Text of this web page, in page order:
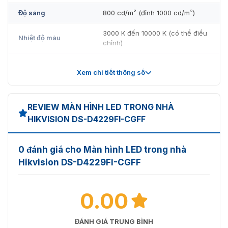
Độ sáng 800 cd/m² (đỉnh 1000 cd/m²)
Nhiệt độ màu
3000 K đến 10000 K (có thể điều
chỉnh)
Đồng nhất màu sắc ≤ ± 0.003 Cx, Cy
Đồng nhất độ sáng ≥ 97%
Phương pháp lái Dòng điện không đổi
Tần số khung 60 Hz
Lên đến 16 bit
281 triệu màu
Xem chi tiết thông số
REVIEW MÀN HÌNH LED TRONG NHÀ
HIKVISION DS-D4229FI-CGFF
0 đánh giá cho Màn hình LED trong nhà
Hikvision DS-D4229FI-CGFF
0.00
ĐÁNH GIÁ TRUNG BÌNH